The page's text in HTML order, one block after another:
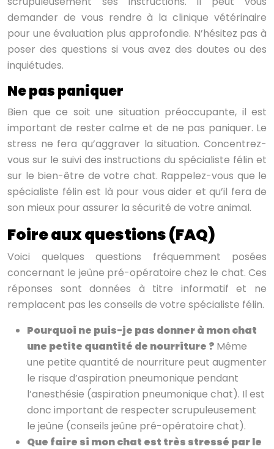
demander de vous rendre à la clinique vétérinaire
pour une évaluation plus approfondie. N’hésitez pas à
poser des questions si vous avez des doutes ou des
inquiétudes.
Ne pas paniquer
Bien que ce soit une situation préoccupante, il est
important de rester calme et de ne pas paniquer. Le
stress ne fera qu’aggraver la situation. Concentrez-
vous sur le suivi des instructions du spécialiste félin et
sur le bien-être de votre chat. Rappelez-vous que le
spécialiste félin est là pour vous aider et qu’il fera de
son mieux pour assurer la sécurité de votre animal.
Foire aux questions (FAQ)
Voici quelques questions fréquemment posées
concernant le jeûne pré-opératoire chez le chat. Ces
réponses sont données à titre informatif et ne
remplacent pas les conseils de votre spécialiste félin.
Pourquoi ne puis-je pas donner à mon chat
une petite quantité de nourriture ? Même
une petite quantité de nourriture peut augmenter
le risque d’aspiration pneumonique pendant
l’anesthésie (aspiration pneumonique chat). Il est
donc important de respecter scrupuleusement
le jeûne (conseils jeûne pré-opératoire chat).
Que faire si mon chat est très stressé par le